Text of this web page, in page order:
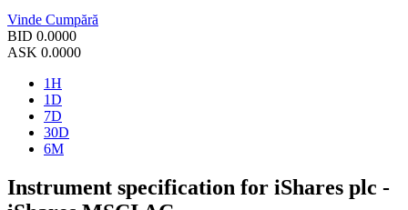
Vinde Cumpără
BID 0.0000
ASK 0.0000
1H
1D
7D
30D
6M
Instrument specification for iShares plc -